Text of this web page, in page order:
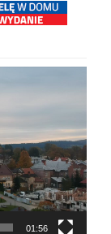
01:56